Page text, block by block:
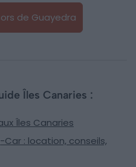
de Guayedra
Îles Canaries :
Îles Canaries
: location, conseils,